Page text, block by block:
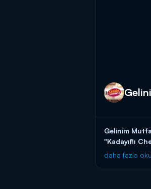
Gelinim
"Kadayıflı
daha fazla oku